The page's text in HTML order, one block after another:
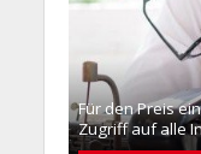
Für den Preis
Zugriff auf alle